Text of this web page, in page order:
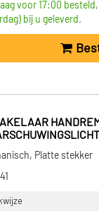
voor 17:00
bij u geleverd.
HANDREM
Platte stekker